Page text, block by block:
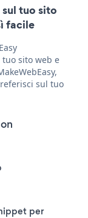
tuo sito
facile
sito web e
sul tuo
per